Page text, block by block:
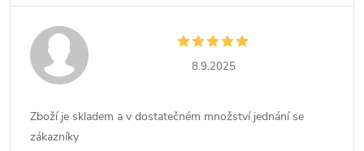
8.9.2025
Zboží je skladem a v dostatečném množství jednání se
zákazníky